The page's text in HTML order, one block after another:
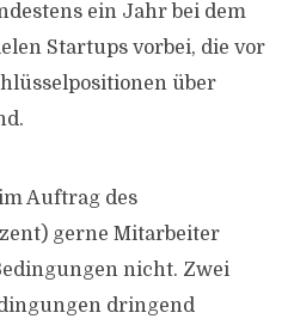
ein Jahr bei dem
Startups vorbei, die vor
über
Auftrag des
gerne Mitarbeiter
nicht. Zwei
dringend